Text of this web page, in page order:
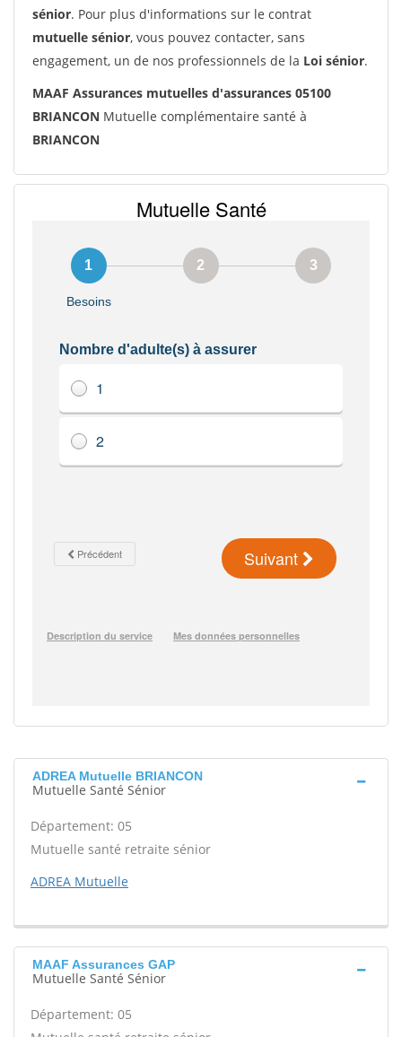
sénior. Pour plus d'informations sur le contrat
mutuelle sénior, vous pouvez contacter, sans
engagement, un de nos professionnels de la Loi sénior.
MAAF Assurances mutuelles d'assurances 05100
BRIANCON Mutuelle complémentaire santé à
BRIANCON
ADREA Mutuelle BRIANCON
Mutuelle Santé Sénior
Département: 05
Mutuelle santé retraite sénior
ADREA Mutuelle
MAAF Assurances GAP
Mutuelle Santé Sénior
Département: 05